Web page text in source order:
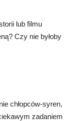
lub filmu
Czy nie byłoby
chłopców-syren,
zadaniem